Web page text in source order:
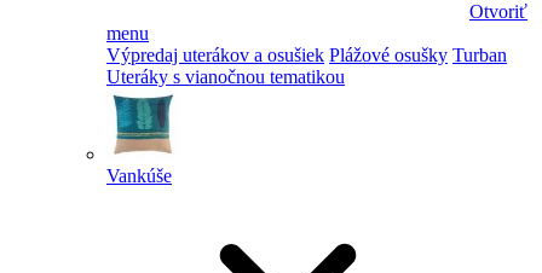
Otvoriť
menu
Výpredaj uterákov a osušiek Plážové osušky Turban
Uteráky s vianočnou tematikou
Vankúše